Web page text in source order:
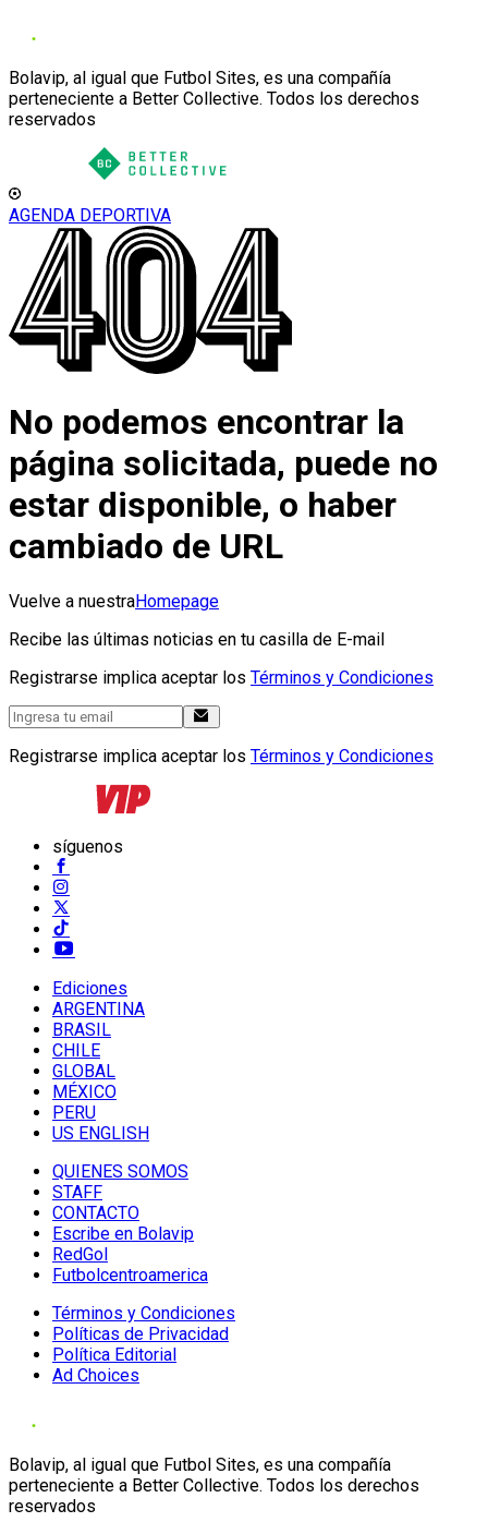
Bolavip, al igual que Futbol Sites, es una compañía
perteneciente a Better Collective. Todos los derechos
reservados
AGENDA DEPORTIVA
No podemos encontrar la
página solicitada, puede no
estar disponible, o haber
cambiado de URL
Vuelve a nuestraHomepage
Recibe las últimas noticias en tu casilla de E-mail
Registrarse implica aceptar los Términos y Condiciones
Registrarse implica aceptar los Términos y Condiciones
síguenos
Ediciones
ARGENTINA
BRASIL
CHILE
GLOBAL
MÉXICO
PERU
US ENGLISH
QUIENES SOMOS
STAFF
CONTACTO
Escribe en Bolavip
RedGol
Futbolcentroamerica
Términos y Condiciones
Políticas de Privacidad
Política Editorial
Ad Choices
Bolavip, al igual que Futbol Sites, es una compañía
perteneciente a Better Collective. Todos los derechos
reservados